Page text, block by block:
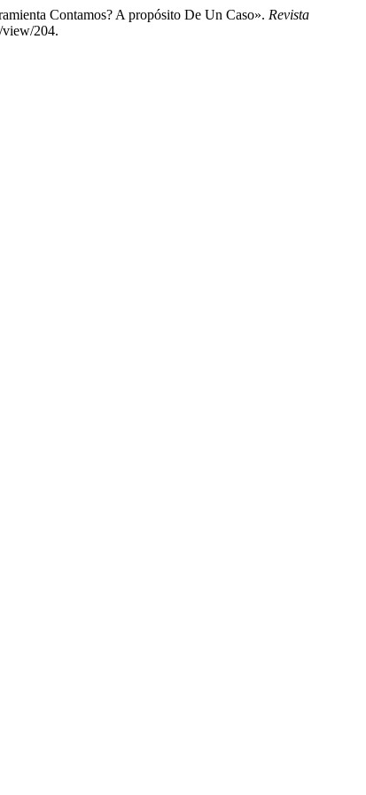
Contamos? A propósito De Un Caso». Revista
view/204.